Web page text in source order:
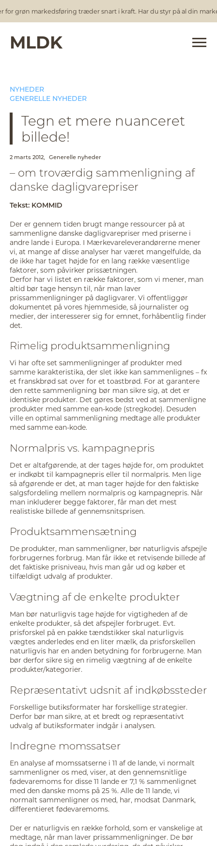
grøn markedsføring træder snart i kraft. Har du styr på al din
MLDK
NYHEDER
GENERELLE NYHEDER
Tegn et mere nuanceret
billede!
2 marts 2012, Generelle nyheder
– om troværdig sammenligning af
danske dagligvarepriser
Tekst: KOMMID
Der er gennem tiden brugt mange ressourcer på at
sammenligne danske dagligvarepriser med priserne i
andre lande i Europa. I Mærkevareleverandørerne mener
vi, at mange af disse analyser har været mangelfulde, da
de ikke har taget højde for en lang række væsentlige
faktorer, som påvirker prissætningen.
Derfor har vi listet en række faktorer, som vi mener, man
altid bør tage hensyn til, når man laver
prissammenligninger på dagligvarer. Vi offentliggør
dokumentet på vores hjemmeside, så journalister og
medier, der interesserer sig for emnet, forhåbentlig finder
det.
Rimelig produktsammenligning
Vi har ofte set sammenligninger af produkter med
samme karakteristika, der slet ikke kan sammenlignes – fx
et franskbrød sat over for et toastbrød. For at garantere
den rette sammenligning bør man sikre sig, at det er
identiske produkter. Det gøres bedst ved at sammenligne
produkter med samme ean-kode (stregkode). Desuden
ville en optimal sammenligning medtage alle produkter
med samme ean-kode.
Normalpris vs. kampagnepris
Det er altafgørende, at der tages højde for, om produktet
er indkøbt til kampagnepris eller til normalpris. Men lige
så afgørende er det, at man tager højde for den faktiske
salgsfordeling mellem normalpris og kampagnepris. Når
man inkluderer begge faktorer, får man det mest
realistiske billede af gennemsnitsprisen.
Produktsammensætning
De produkter, man sammenligner, bør naturligvis afspejle
forbrugernes forbrug. Man får ikke et retvisende billede af
det faktiske prisniveau, hvis man går ud og køber et
tilfældigt udvalg af produkter.
Vægtning af de enkelte produkter
Man bør naturligvis tage højde for vigtigheden af de
enkelte produkter, så det afspejler forbruget. Evt.
prisforskel på en pakke tændstikker skal naturligvis
vægtes anderledes end en liter mælk, da prisforskellen
naturligvis har en anden betydning for forbrugerne. Man
bør derfor sikre sig en rimelig vægtning af de enkelte
produkter/kategorier.
Repræsentativt udsnit af indkøbssteder
Forskellige butiksformater har forskellige strategier.
Derfor bør man sikre, at et bredt og repræsentativt
udvalg af butiksformater indgår i analysen.
Indregne momssatser
En analyse af momssatserne i 11 af de lande, vi normalt
sammenligner os med, viser, at den gennemsnitlige
fødevaremoms for disse 11 lande er 7,1 % sammenlignet
med den danske moms på 25 %. Alle de 11 lande, vi
normalt sammenligner os med, har, modsat Danmark,
differentieret fødevaremoms.
Der er naturligvis en række forhold, som er vanskelige at
medtage, når man laver prissammenligninger. De bør